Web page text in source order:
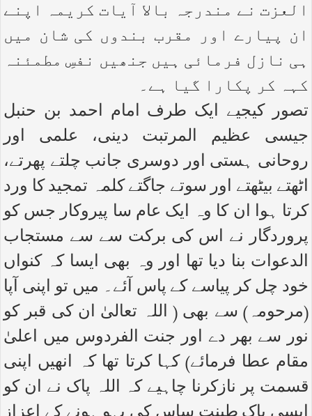
العزت نے مندرجہ بالا آیات کریمہ اپنے
ان پیارے اور مقرب بندوں کی شان میں
ہی نازل فرمائی ہیں جنھیں نفسِ مطمئنہ
کہہ کر پکارا گیا ہے۔
تصور کیجیے ایک طرف امام احمد بن حنبل
جیسی عظیم المرتبت دینی، علمی اور
روحانی ہستی اور دوسری جانب چلتے پھرتے،
اٹھتے بیٹھتے اور سوتے جاگتے کلمہ تمجید کا ورد
کرتا ہوا ان کا وہ ایک عام سا پیروکار جس کو
پروردگار نے اس کی برکت سے سے مستجاب
الدعوات بنا دیا تھا اور وہ بھی ایسا کہ کنواں
خود چل کر پیاسے کے پاس آئے۔ میں تو اپنی آپا
(مرحومہ) سے بھی ( اللہ تعالیٰ ان کی قبر کو
نور سے بھر دے اور جنت الفردوس میں اعلیٰ
مقام عطا فرمائے) کہا کرتا تھا کہ انھیں اپنی
قسمت پر نازکرنا چاہیے کہ اللہ پاک نے ان کو